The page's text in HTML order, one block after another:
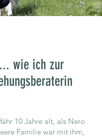
wie ich zur
10 Jahre alt, als Nero
Familie war mit ihm,